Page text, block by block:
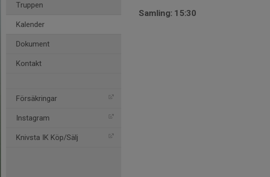
Truppen
Kalender
Dokument
Kontakt
Försäkringar
Instagram
Knivsta IK Köp/Sälj
Samling: 15:30